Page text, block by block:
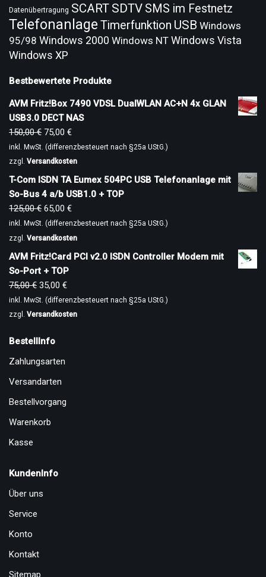
Datenübertragung SCART SDTV SMS im Festnetz
Telefonanlage Timerfunktion USB Windows
95/98 Windows 2000 Windows NT Windows Vista
Windows XP
Bestbewertete Produkte
AVM Fritz!Box 7490 VDSL DualWLAN AC+N 4x GLAN
USB3.0 DECT NAS
150,00€ 75,00 €
inkl. MwSt. (differenzbesteuert nach §25a UStG.)
zzgl. Versandkosten
T-Com ISDN TA Eumex 504PC USB Telefonanlage mit
So-Bus 4 a/b USB1.0 + TOP
125,00€ 65,00 €
inkl. MwSt. (differenzbesteuert nach §25a UStG.)
zzgl. Versandkosten
AVM Fritz!Card PCI v2.0 ISDN Controller Modem mit
So-Port + TOP
75,00€ 35,00 €
inkl. MwSt. (differenzbesteuert nach §25a UStG.)
zzgl. Versandkosten
BestellInfo
Zahlungsarten
Versandarten
Bestellvorgang
Warenkorb
Kasse
KundenInfo
Über uns
Service
Konto
Kontakt
Sitemap